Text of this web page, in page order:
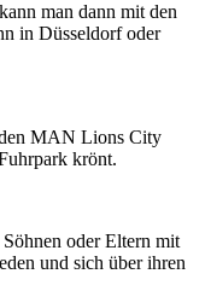
man dann mit den
in Düsseldorf oder
MAN Lions City
krönt.
oder Eltern mit
und sich über ihren